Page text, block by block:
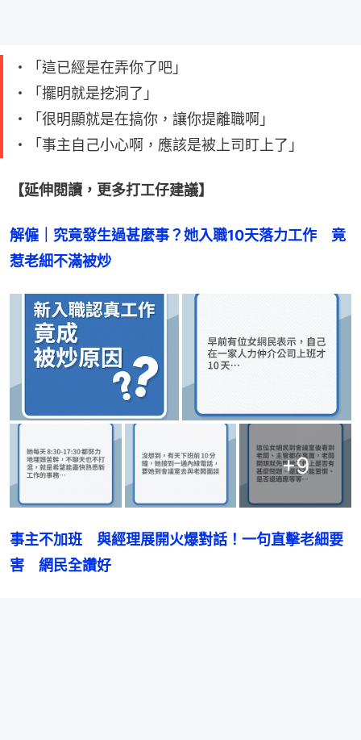
・「這已經是在弄你了吧」
・「擺明就是挖洞了」
・「很明顯就是在搞你，讓你提離職啊」
・「事主自己小心啊，應該是被上司盯上了」
【延伸閱讀，更多打工仔建議】
解僱｜究竟發生過甚麼事？她入職10天落力工作　竟
惹老細不滿被炒
+9
事主不加班　與經理展開火爆對話！一句直擊老細要
害　網民全讚好